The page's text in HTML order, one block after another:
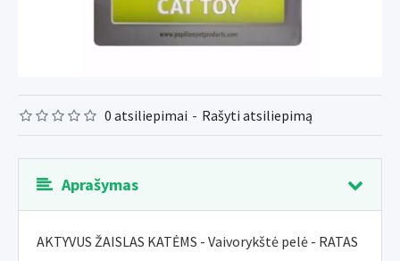
0 atsiliepimai - Rašyti atsiliepimą
Aprašymas
AKTYVUS ŽAISLAS KATĖMS - Vaivorykštė pelė - RATAS